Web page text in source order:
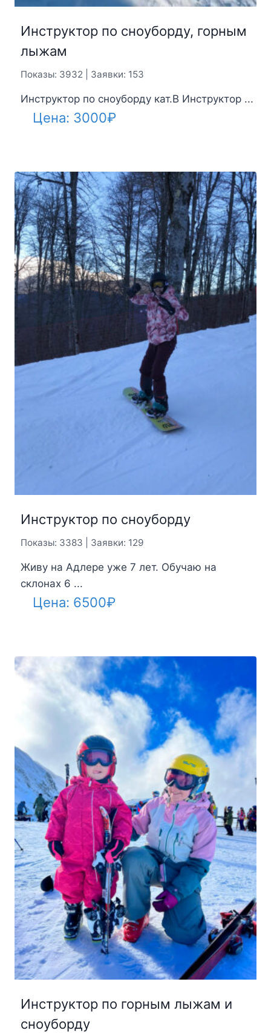
Инструктор по сноуборду, горным
лыжам
Показы: 3932 | Заявки: 153
Инструктор по сноуборду кат.B Инструктор ...
Цена: 3000₽
Инструктор по сноуборду
Показы: 3383 | Заявки: 129
Живу на Адлере уже 7 лет. Обучаю на
склонах 6 ...
Цена: 6500₽
Инструктор по горным лыжам и
сноуборду